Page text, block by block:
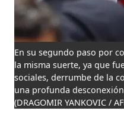
En su segundo paso por
la misma suerte, ya que
sociales, derrumbe de la
una profunda
(DRAGOMIR YANKOVIC /